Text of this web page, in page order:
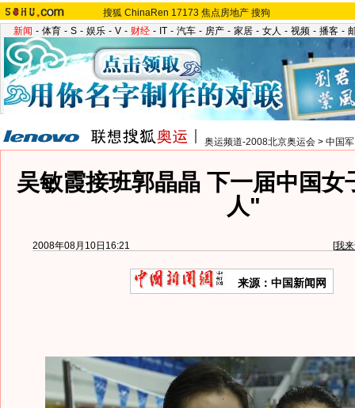
搜狐 ChinaRen 17173 焦点房地产 搜狗
新闻 - 体育 - S - 娱乐 - V - 财经 - IT - 汽车 - 房产 - 家居 - 女人 - 视频 - 播客 -
奥运频道-2008北京奥运会 > 中国
吴敏霞接班郭晶晶 下一届中国女
人"
2008年08月10日16:21 [我
来源：中国新闻网